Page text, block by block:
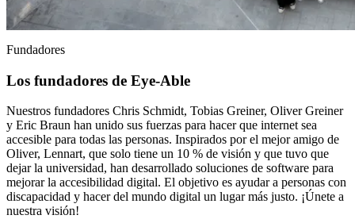
Fundadores
Los fundadores de Eye-Able
Nuestros fundadores Chris Schmidt, Tobias Greiner, Oliver Greiner
y Eric Braun han unido sus fuerzas para hacer que internet sea
accesible para todas las personas. Inspirados por el mejor amigo de
Oliver, Lennart, que solo tiene un 10 % de visión y que tuvo que
dejar la universidad, han desarrollado soluciones de software para
mejorar la accesibilidad digital. El objetivo es ayudar a personas con
discapacidad y hacer del mundo digital un lugar más justo. ¡Únete a
nuestra visión!